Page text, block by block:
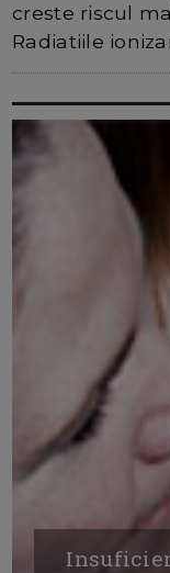
creste riscul
Radiatiile